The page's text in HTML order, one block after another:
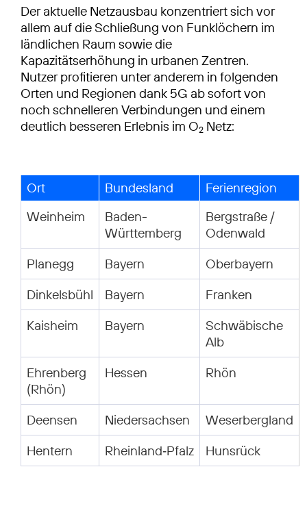
Der aktuelle Netzausbau konzentriert sich vor
allem auf die Schließung von Funklöchern im
ländlichen Raum sowie die
Kapazitätserhöhung in urbanen Zentren.
Nutzer profitieren unter anderem in folgenden
Orten und Regionen dank 5G ab sofort von
noch schnelleren Verbindungen und einem
deutlich besseren Erlebnis im O2 Netz:
Ort Bundesland
Ferienregion
Weinheim
Baden-
Württemberg
Bergstraße /
Odenwald
Planegg
Bayern
Oberbayern
Dinkelsbühl
Bayern
Franken
Kaisheim
Bayern
Schwäbische
Alb
Ehrenberg
(Rhön)
Hessen Rhön
Deensen Niedersachsen
Weserbergland
Hentern
Rheinland‑Pfalz